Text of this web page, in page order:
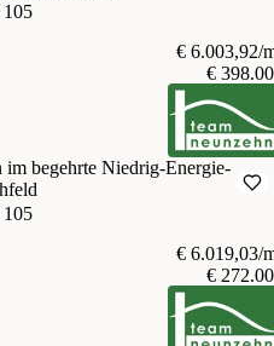
105
€ 6.003,92/
€
begehrte Niedrig-Energie-
105
€ 6.019,03/
€